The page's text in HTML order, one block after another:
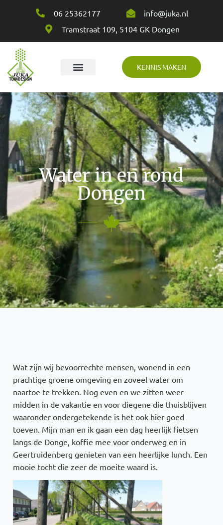
06 25362177
info@juka.nl
Tramstraat 109, 5104 GK Dongen
KENNIS MAKEN
Water in en rond
Dongen
Wat zijn wij bevoorrechte mensen, wonend in een
prachtige groene omgeving en zoveel water om
naartoe te trekken. Nog even en we zitten weer
midden in de vakantie en voor diegene die thuisblijven
waaronder ondergetekende is het ook hier goed
toeven. Mijn man en ik gaan een dag heerlijk fietsen
langs de Donge, koffie mee voor onderweg en in
Geertruidenberg genieten van een heerlijke lunch. Een
mooie tocht die zeer de moeite waard is.